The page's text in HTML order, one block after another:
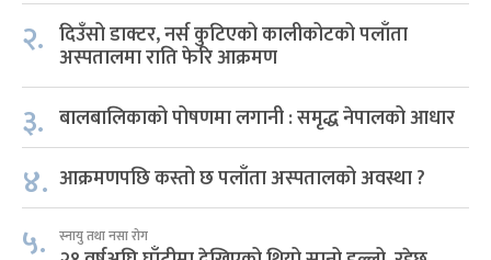
२. दिउँसो डाक्टर, नर्स कुटिएको कालीकोटको पलाँता
अस्पतालमा राति फेरि आक्रमण
३. बालबालिकाको पोषणमा लगानी : समृद्ध नेपालको आधार
४. आक्रमणपछि कस्तो छ पलाँता अस्पतालको अवस्था ?
५. स्नायु तथा नसा रोग